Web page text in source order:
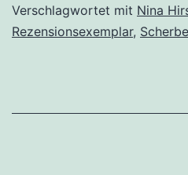
Nina
Verschlagwortet mit Nina
Rezensionsexemplar,